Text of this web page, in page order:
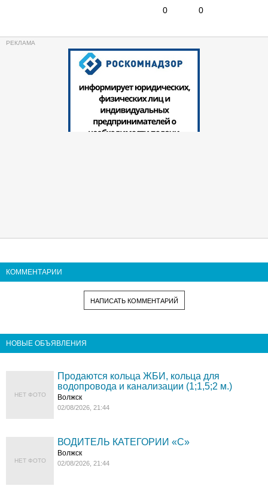
0
0
КОММЕНТАРИИ
НАПИСАТЬ КОММЕНТАРИЙ
НОВЫЕ ОБЪЯВЛЕНИЯ
НЕТ ФОТО
Продаются кольца ЖБИ, кольца для
водопровода и канализации (1;1,5;2 м.)
Волжск
02/08/2026, 21:44
НЕТ ФОТО
ВОДИТЕЛЬ КАТЕГОРИИ «C»
Волжск
02/08/2026, 21:44